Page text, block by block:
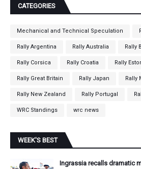
CATEGORIES
Mechanical and Technical Speculation
Rally Argentina Rally Australia Rally
Rally Corsica Rally Croatia Rally
Rally Great Britain Rally Japan Rally
Rally New Zealand Rally Portugal
WRC Standings wrc news
WEEK'S BEST
Ingrassia recalls dramatic